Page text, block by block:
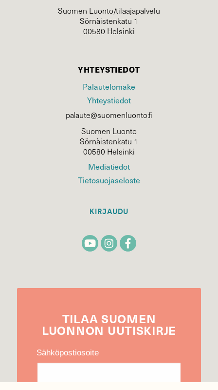
Suomen Luonto/tilaajapalvelu
Sörnäistenkatu 1
00580 Helsinki
YHTEYSTIEDOT
Palautelomake
Yhteystiedot
palaute@suomenluonto.fi
Suomen Luonto
Sörnäistenkatu 1
00580 Helsinki
Mediatiedot
Tietosuojaseloste
KIRJAUDU
TILAA SUOMEN
LUONNON UUTIS­KIRJE
Sähköpostiosoite